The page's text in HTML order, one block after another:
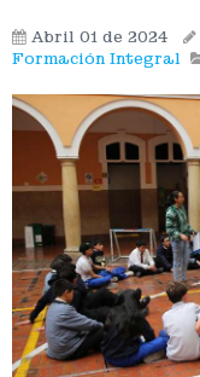
Abril 01 de 2024
Formación Integral